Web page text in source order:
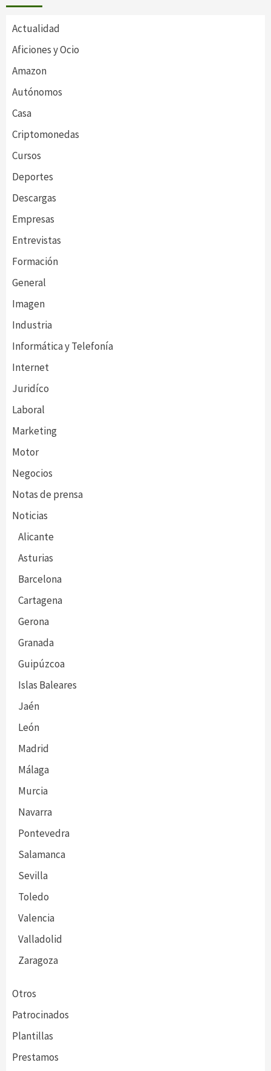
Actualidad
Aficiones y Ocio
Amazon
Autónomos
Casa
Criptomonedas
Cursos
Deportes
Descargas
Empresas
Entrevistas
Formación
General
Imagen
Industria
Informática y Telefonía
Internet
Juridíco
Laboral
Marketing
Motor
Negocios
Notas de prensa
Noticias
Alicante
Asturias
Barcelona
Cartagena
Gerona
Granada
Guipúzcoa
Islas Baleares
Jaén
León
Madrid
Málaga
Murcia
Navarra
Pontevedra
Salamanca
Sevilla
Toledo
Valencia
Valladolid
Zaragoza
Otros
Patrocinados
Plantillas
Prestamos